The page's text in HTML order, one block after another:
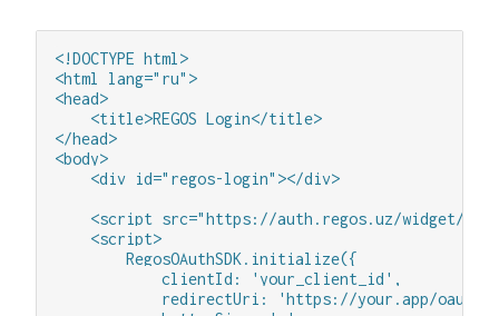
<!DOCTYPE html>
<html lang="ru">
<head>
    <title>REGOS Login</title>
</head>
<body>
    <div id="regos-login"></div>
<script src="https://auth.regos.uz/widget/
    <script>
        RegosOAuthSDK.initialize({
            clientId: 'your_client_id',
redirectUri: 'https://your.app/oauth/